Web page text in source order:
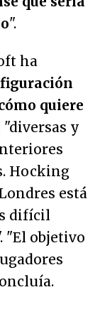
".
ha
quiere
y
Hocking
está
difícil
"El objetivo